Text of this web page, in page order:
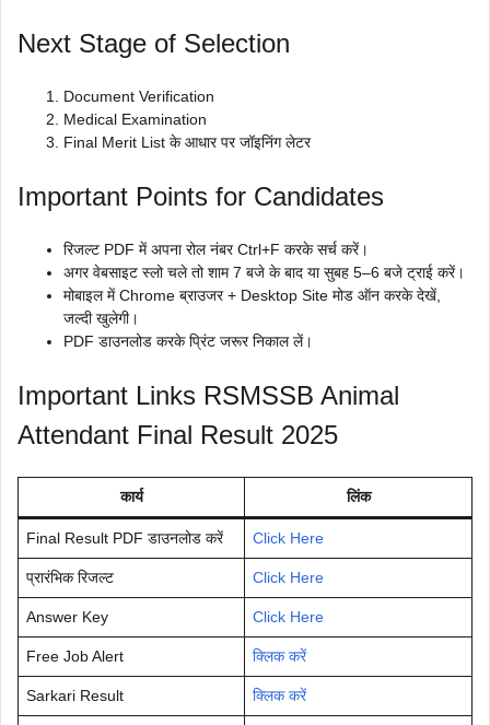
Next Stage of Selection
Document Verification
Medical Examination
Final Merit List के आधार पर जॉइनिंग लेटर
Important Points for Candidates
रिजल्ट PDF में अपना रोल नंबर Ctrl+F करके सर्च करें।
अगर वेबसाइट स्लो चले तो शाम 7 बजे के बाद या सुबह 5–6 बजे ट्राई करें।
मोबाइल में Chrome ब्राउजर + Desktop Site मोड ऑन करके देखें,
जल्दी खुलेगी।
PDF डाउनलोड करके प्रिंट जरूर निकाल लें।
Important Links RSMSSB Animal
Attendant Final Result 2025
कार्य लिंक
Final Result PDF डाउनलोड करें Click Here
प्रारंभिक रिजल्ट Click Here
Answer Key Click Here
Free Job Alert क्लिक करें
Sarkari Result क्लिक करें